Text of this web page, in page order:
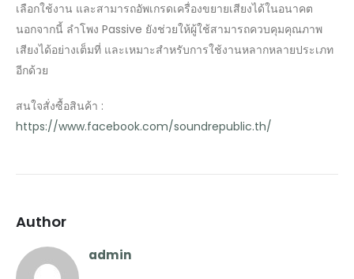
เลือกใช้งาน และสามารถอัพเกรดเครื่องขยายเสียงได้ในอนาคต
นอกจากนี้ ลำโพง Passive ยังช่วยให้ผู้ใช้สามารถควบคุมคุณภาพ
เสียงได้อย่างเต็มที่ และเหมาะสำหรับการใช้งานหลากหลายประเภท
อีกด้วย
สนใจสั่งซื้อสินค้า :
https://www.facebook.com/soundrepublic.th/
Author
admin